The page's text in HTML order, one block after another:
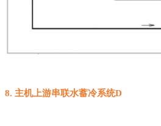
8. 主机上游串联水蓄冷系统D